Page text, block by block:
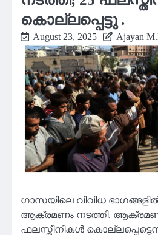
കൊല്ലപ്പെട്ടു .
August 23, 2025 Ajayan
ഗാസയിലെ വിവിധ
ആക്രമണം നടത്തി.
ഫലസ്തീനികൾ